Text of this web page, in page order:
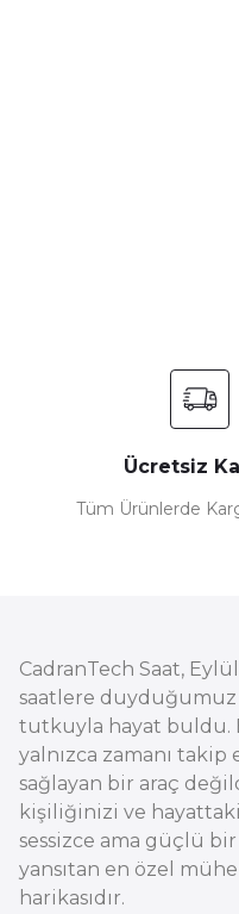
Ücretsiz
Tüm Ürünlerde
CadranTech Saat,
saatlere
tutkuyla hayat buldu.
yalnızca zamanı takip
sağlayan bir araç
kişiliğinizi ve
sessizce ama güçlü
yansıtan en özel
harikasıdır.